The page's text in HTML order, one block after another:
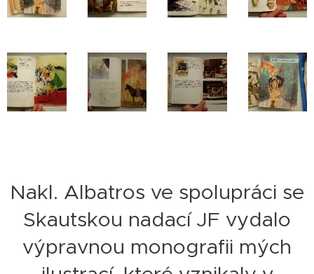
Nakl. Albatros ve spolupráci se
Skautskou nadací JF vydalo
výpravnou monografii mých